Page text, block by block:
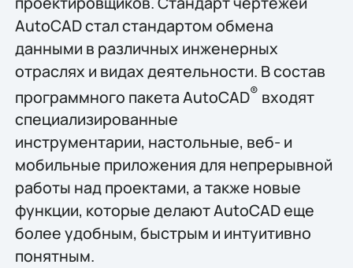
AutoCAD стал стандартом обмена
данными в различных инженерных
отраслях и видах деятельности. В состав
программного пакета AutoCAD® входят
специализированные
инструментарии, настольные, веб- и
мобильные приложения для непрерывной
работы над проектами, а также новые
функции, которые делают AutoCAD еще
более удобным, быстрым и интуитивно
понятным.